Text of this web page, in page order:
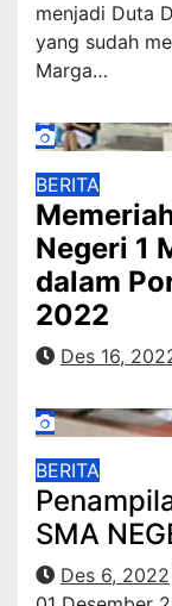
menjadi Duta
yang sudah
Marga…
BERITA
Negeri 1
dalam
2022
Des 16,
BERITA
SMA
Des 6, 2022